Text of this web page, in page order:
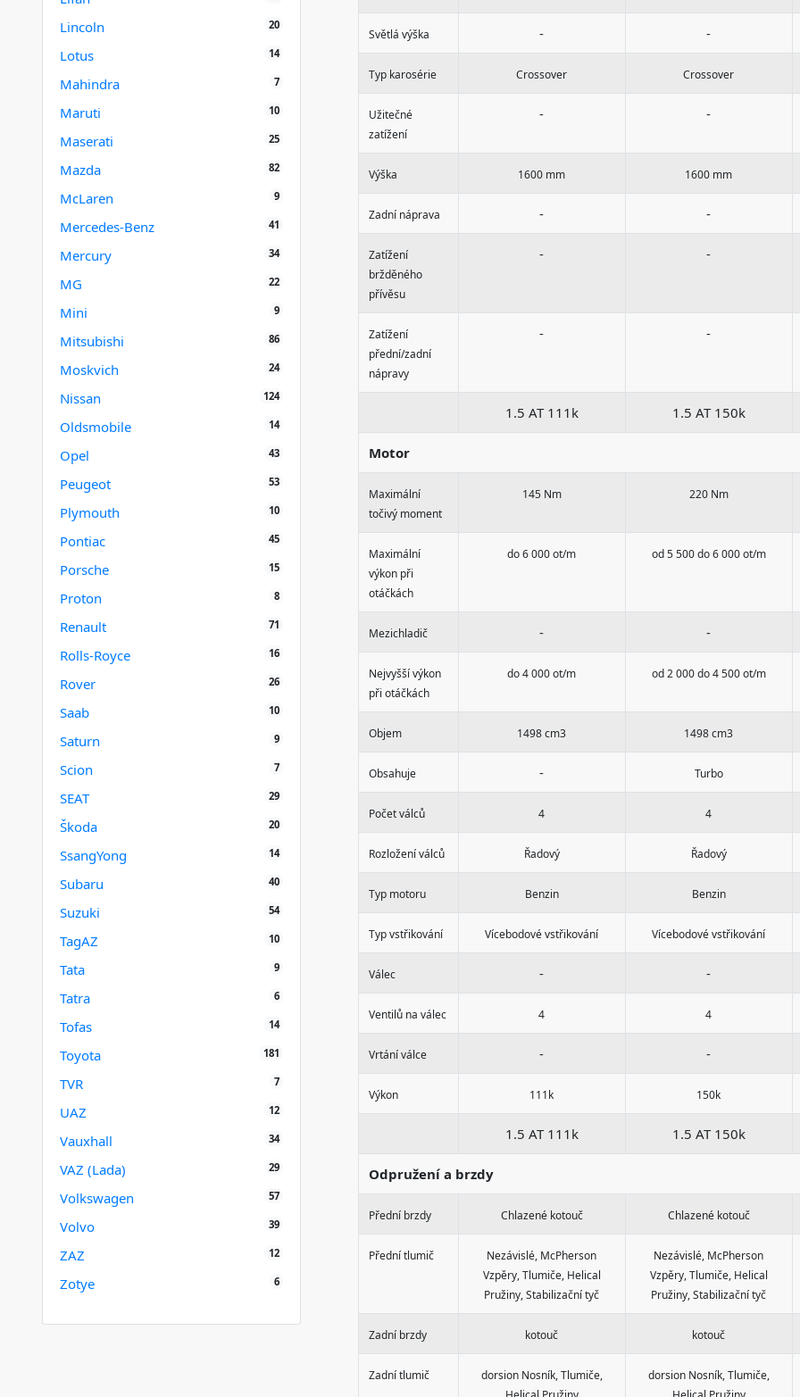
Lincoln 20
Lotus 14
Mahindra 7
Maruti 10
Maserati 25
Mazda 82
McLaren 9
Mercedes-Benz 41
Mercury 34
MG 22
Mini 9
Mitsubishi 86
Moskvich 24
Nissan 124
Oldsmobile 14
Opel 43
Peugeot 53
Plymouth 10
Pontiac 45
Porsche 15
Proton 8
Renault 71
Rolls-Royce 16
Rover 26
Saab 10
Saturn 9
Scion 7
SEAT 29
Škoda 20
SsangYong 14
Subaru 40
Suzuki 54
TagAZ 10
Tata 9
Tatra 6
Tofas 14
Toyota 181
TVR 7
UAZ 12
Vauxhall 34
VAZ (Lada) 29
Volkswagen 57
Volvo 39
ZAZ 12
Zotye 6
Světlá výška - -
Typ karosérie Crossover Crossover
Užitečné
zatížení
- -
Výška 1600 mm 1600 mm
Zadní náprava - -
Zatížení
bržděného
přívěsu
- -
Zatížení
přední/zadní
nápravy
- -
1.5 AT 111k 1.5 AT 150k
Motor
Maximální
točivý moment
145 Nm 220 Nm
Maximální
výkon při
otáčkách
do 6 000 ot/m od 5 500 do 6 000 ot/m
Mezichladič - -
Nejvyšší výkon
při otáčkách
do 4 000 ot/m od 2 000 do 4 500 ot/m
Objem 1498 cm3 1498 cm3
Obsahuje - Turbo
Počet válců 4 4
Rozložení válců Řadový Řadový
Typ motoru Benzin Benzin
Typ vstřikování Vícebodové vstřikování Vícebodové vstřikování
Válec - -
Ventilů na válec 4 4
Vrtání válce - -
Výkon 111k 150k
1.5 AT 111k 1.5 AT 150k
Odpružení a brzdy
Přední brzdy Chlazené kotouč Chlazené kotouč
Přední tlumič
Nezávislé, McPherson
Vzpěry, Tlumiče, Helical
Pružiny, Stabilizační tyč
Nezávislé, McPherson
Vzpěry, Tlumiče, Helical
Pružiny, Stabilizační tyč
Zadní brzdy kotouč kotouč
Zadní tlumič
dorsion Nosník, Tlumiče,
dorsion Nosník, Tlumiče,